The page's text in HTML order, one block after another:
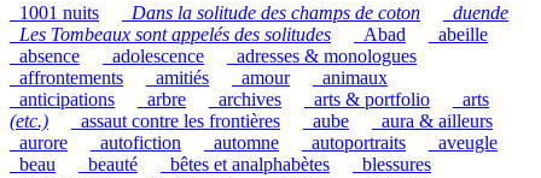
_1001 nuits Dans la solitude des champs de coton
duende
Les Tombeaux sont appelés des solitudes _Abad
_abeille
_absence
_adolescence
_adresses & monologues
_affrontements
_amitiés _amour
_animaux
_anticipations
_arbre _archives _arts & portfolio
_arts
(etc.)
_assaut contre les frontières _aube
_aura & ailleurs
_aurore
_autofiction _automne _autoportraits
_aveugle
_beau
_beauté _bêtes et analphabètes
_blessures